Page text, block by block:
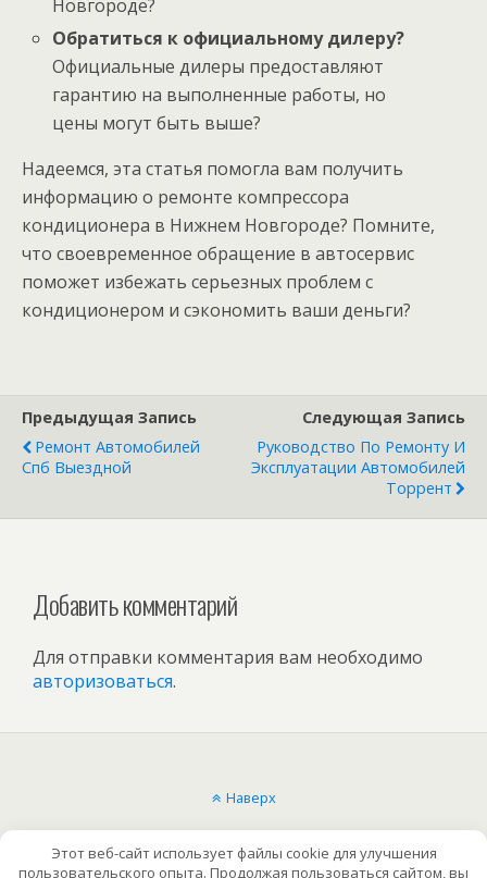
Новгороде?
Обратиться к официальному дилеру?
Официальные дилеры предоставляют
гарантию на выполненные работы, но
цены могут быть выше?
Надеемся, эта статья помогла вам получить
информацию о ремонте компрессора
кондиционера в Нижнем Новгороде? Помните,
что своевременное обращение в автосервис
поможет избежать серьезных проблем с
кондиционером и сэкономить ваши деньги?
Предыдущая Запись
Ремонт Автомобилей
Спб Выездной
Следующая Запись
Руководство По Ремонту И
Эксплуатации Автомобилей
Торрент
Добавить комментарий
Для отправки комментария вам необходимо
авторизоваться.
Наверх
Мобильн. Компьютерная
Этот веб-сайт использует файлы cookie для улучшения
пользовательского опыта. Продолжая пользоваться сайтом, вы